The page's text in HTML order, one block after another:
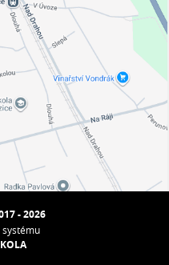
- 2026
systému